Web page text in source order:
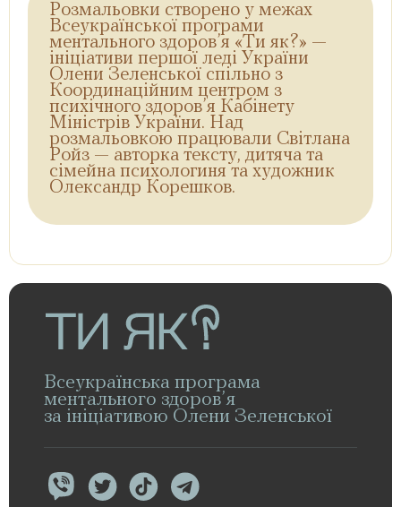
Розмальовки створено у межах
Всеукраїнської програми
ментального здоров’я «Ти як?» —
ініціативи першої леді України
Олени Зеленської спільно з
Координаційним центром з
психічного здоров’я Кабінету
Міністрів України. Над
розмальовкою працювали Світлана
Ройз — авторка тексту, дитяча та
сімейна психологиня та художник
Олександр Корешков.
Всеукраїнська програма
ментального здоров’я
за ініціативою Олени Зеленської